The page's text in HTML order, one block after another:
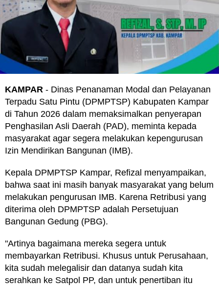
KAMPAR - Dinas Penanaman Modal dan Pelayanan
Terpadu Satu Pintu (DPMPTSP) Kabupaten Kampar
di Tahun 2026 dalam memaksimalkan penyerapan
Penghasilan Asli Daerah (PAD), meminta kepada
masyarakat agar segera melakukan kepengurusan
Izin Mendirikan Bangunan (IMB).
Kepala DPMPTSP Kampar, Refizal menyampaikan,
bahwa saat ini masih banyak masyarakat yang belum
melakukan pengurusan IMB. Karena Retribusi yang
diterima oleh DPMPTSP adalah Persetujuan
Bangunan Gedung (PBG).
"Artinya bagaimana mereka segera untuk
membayarkan Retribusi. Khusus untuk Perusahaan,
kita sudah melegalisir dan datanya sudah kita
serahkan ke Satpol PP, dan untuk penertiban itu